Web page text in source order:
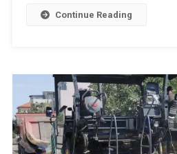
Continue Reading